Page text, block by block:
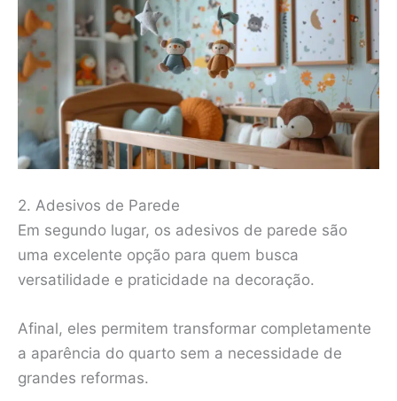
2. Adesivos de Parede
Em segundo lugar, os adesivos de parede são
uma excelente opção para quem busca
versatilidade e praticidade na decoração.
Afinal, eles permitem transformar completamente
a aparência do quarto sem a necessidade de
grandes reformas.